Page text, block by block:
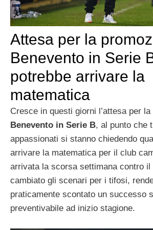
Attesa per la
Benevento in Serie
potrebbe arrivare la
matematica
Cresce in questi giorni l’attesa per la
Benevento in Serie B, al punto che
appassionati si stanno chiedendo
arrivare la matematica per il club
arrivata la scorsa settimana contro il
cambiato gli scenari per i tifosi,
praticamente scontato un successo
preventivabile ad inizio stagione.